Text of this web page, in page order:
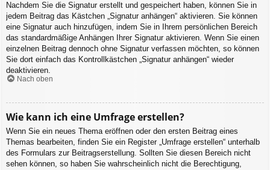
Nachdem Sie die Signatur erstellt und gespeichert haben, können Sie in
jedem Beitrag das Kästchen „Signatur anhängen“ aktivieren. Sie können
eine Signatur auch hinzufügen, indem Sie in Ihrem persönlichen Bereich
das standardmäßige Anhängen Ihrer Signatur aktivieren. Wenn Sie einen
einzelnen Beitrag dennoch ohne Signatur verfassen möchten, so können
Sie dort einfach das Kontrollkästchen „Signatur anhängen“ wieder
deaktivieren.
Nach oben
Wie kann ich eine Umfrage erstellen?
Wenn Sie ein neues Thema eröffnen oder den ersten Beitrag eines
Themas bearbeiten, finden Sie ein Register „Umfrage erstellen“ unterhalb
des Formulars zur Beitragserstellung. Sollten Sie diesen Bereich nicht
sehen können, so haben Sie wahrscheinlich nicht die Berechtigung,